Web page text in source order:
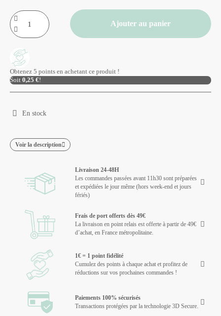
Ajouter au panier
Obtenez 5 points en achetant ce produit !
Soit 0,25 €!
En stock
Voir la description
Livraison 24-48H
Les commandes passées avant 11h30 sont préparées
et expédiées le jour même (hors week-end et jours
fériés)
Frais de port offerts dès 49€
La livraison en point relais est offerte à partir de 49€
d’achat, en France métropolitaine.
1€ = 1 point fidélité
Cumulez des points à chaque achat et profitez de
réductions sur vos prochaines commandes !
Paiements 100% sécurisés
Transactions protégées par la technologie 3D Secure.